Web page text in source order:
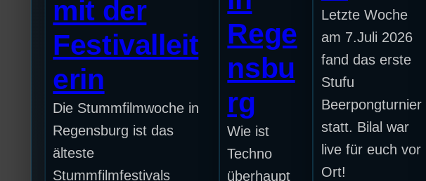
mit der
Festivalleit
erin
Die Stummfilmwoche in
Regensburg ist das
älteste
Stummfilmfestivals
Rege
nsbu
rg
Wie ist
Techno
überhaupt
Letzte Woche
am 7.Juli 2026
fand das erste
Stufu
Beerpongturnier
statt. Bilal war
live für euch vor
Ort!